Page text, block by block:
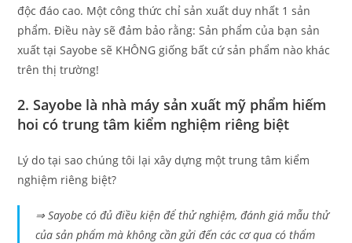
độc đáo cao. Một công thức chỉ sản xuất duy nhất 1 sản
phẩm. Điều này sẽ đảm bảo rằng: Sản phẩm của bạn sản
xuất tại Sayobe sẽ KHÔNG giống bất cứ sản phẩm nào khác
trên thị trường!
2. Sayobe là nhà máy sản xuất mỹ phẩm hiếm
hoi có trung tâm kiểm nghiệm riêng biệt
Lý do tại sao chúng tôi lại xây dựng một trung tâm kiểm
nghiệm riêng biệt?
⇒ Sayobe có đủ điều kiện để thử nghiệm, đánh giá mẫu thử
của sản phẩm mà không cần gửi đến các cơ qua có thẩm